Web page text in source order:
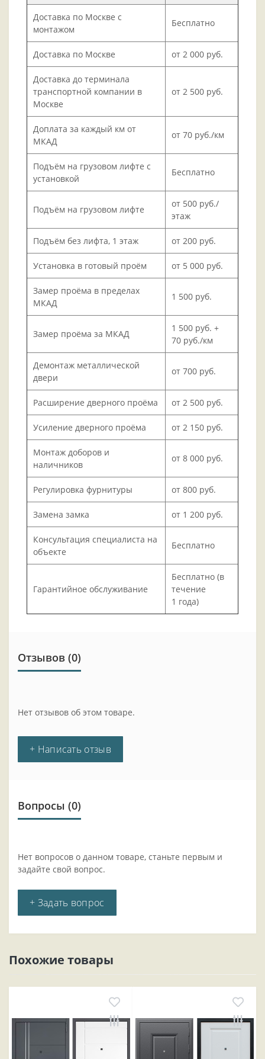
Доставка по Москве с
монтажом
Бесплатно
Доставка по Москве от 2 000 руб.
Доставка до терминала
транспортной компании в
Москве
от 2 500 руб.
Доплата за каждый км от
МКАД
от 70 руб./км
Подъём на грузовом лифте с
установкой
Бесплатно
Подъём на грузовом лифте
от 500 руб./
этаж
Подъём без лифта, 1 этаж от 200 руб.
Установка в готовый проём от 5 000 руб.
Замер проёма в пределах
МКАД
1 500 руб.
Замер проёма за МКАД
1 500 руб. +
70 руб./км
Демонтаж металлической
двери
от 700 руб.
Расширение дверного проёма от 2 500 руб.
Усиление дверного проёма от 2 150 руб.
Монтаж доборов и
наличников
от 8 000 руб.
Регулировка фурнитуры от 800 руб.
Замена замка от 1 200 руб.
Консультация специалиста на
объекте
Бесплатно
Гарантийное обслуживание
Бесплатно (в
течение
1 года)
Отзывов (0)
Нет отзывов об этом товаре.
+ Написать отзыв
Вопросы (0)
Нет вопросов о данном товаре, станьте первым и
задайте свой вопрос.
+ Задать вопрос
Похожие товары